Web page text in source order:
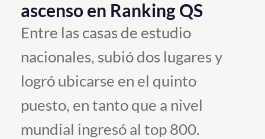
Investigación, Creación e Innovación
PUCV Internacional
Vinculación con el Medio
Admisión
ascenso en Ranking QS
Entre las casas de estudio
nacionales, subió dos lugares y
logró ubicarse en el quinto
puesto, en tanto que a nivel
mundial ingresó al top 800.